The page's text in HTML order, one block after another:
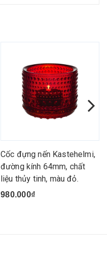
Cốc đựng nến Kastehelmi,
đường kính 64mm, chất
liệu thủy tinh, màu đỏ.
980.000₫